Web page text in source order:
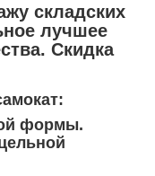
складских
лучшее
Скидка
формы.